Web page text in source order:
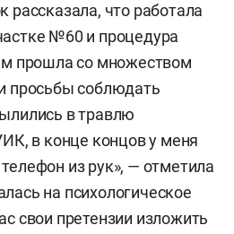
рассказала, что работала
№60 и процедура
прошла со множеством
просьбы соблюдать
в травлю
в конце концов у меня
из рук», — отметила
на психологическое
свои претензии изложить